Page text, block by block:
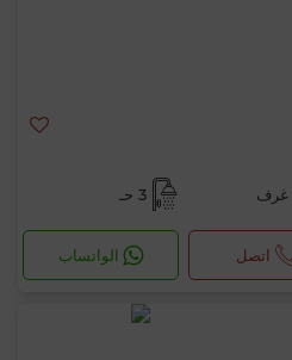
3 حـ
اتصل الواتساب